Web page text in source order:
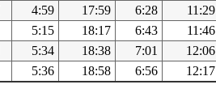
4:59 17:59 6:28 11:29
5:15 18:17 6:43 11:46
5:34 18:38 7:01 12:06
5:36 18:58 6:56 12:17